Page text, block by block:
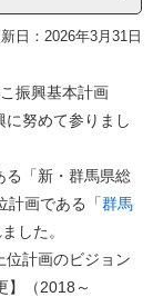
日：2026年3月31日
振興基本計画
に努めて参りまし
「新・群馬県総
計画である「群馬
した。
計画のビジョン
】（2018～